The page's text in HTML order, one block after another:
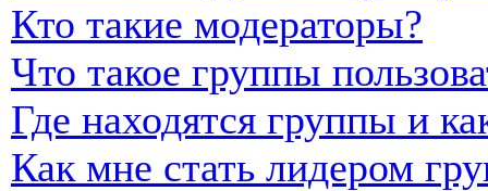
Кто такие модераторы?
Что такое группы
Где находятся группы и
Как мне стать лидером